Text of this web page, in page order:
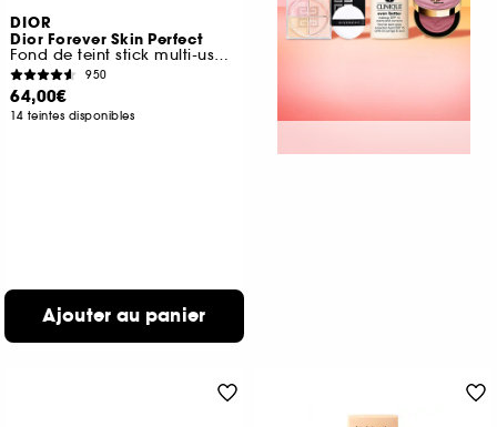
DIOR
Dior Forever Skin Perfect
Fond de teint stick multi-usage, hydratation 24 h
950
64,00€
14 teintes disponibles
Ajouter au panier